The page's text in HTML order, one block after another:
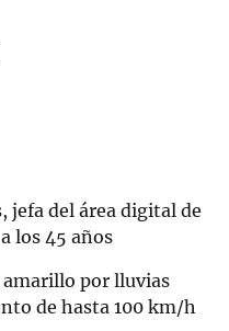
jefa del área digital de
los 45 años
amarillo por lluvias
de hasta 100 km/h